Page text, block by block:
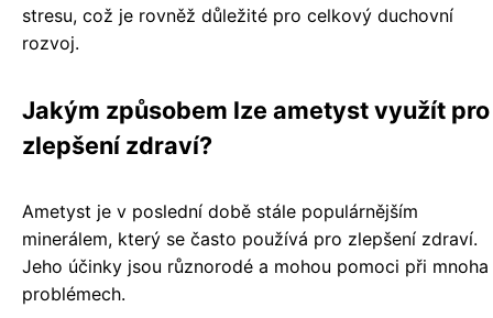
stresu, což je rovněž důležité pro celkový duchovní
rozvoj.
Jakým způsobem lze ametyst využít pro
zlepšení zdraví?
Ametyst je v poslední době stále populárnějším
minerálem, který se často používá pro zlepšení zdraví.
Jeho účinky jsou různorodé a mohou pomoci při mnoha
problémech.